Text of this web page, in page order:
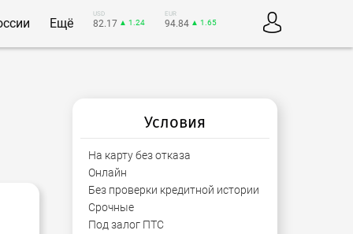
Ещё
USD
82.17 ▲ 1.24
EUR
94.84 ▲ 1.65
Условия
На карту без отказа
Онлайн
Без проверки кредитной истории
Срочные
Под залог ПТС